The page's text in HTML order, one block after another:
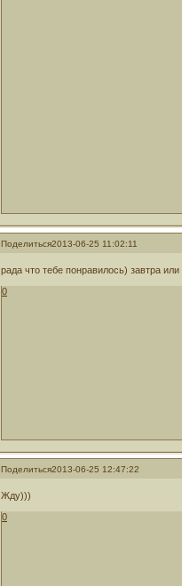
Поделиться2013-06-25 11:02:11
рада что тебе понравилось) завтра
0
Поделиться2013-06-25 12:47:22
Жду)))
0